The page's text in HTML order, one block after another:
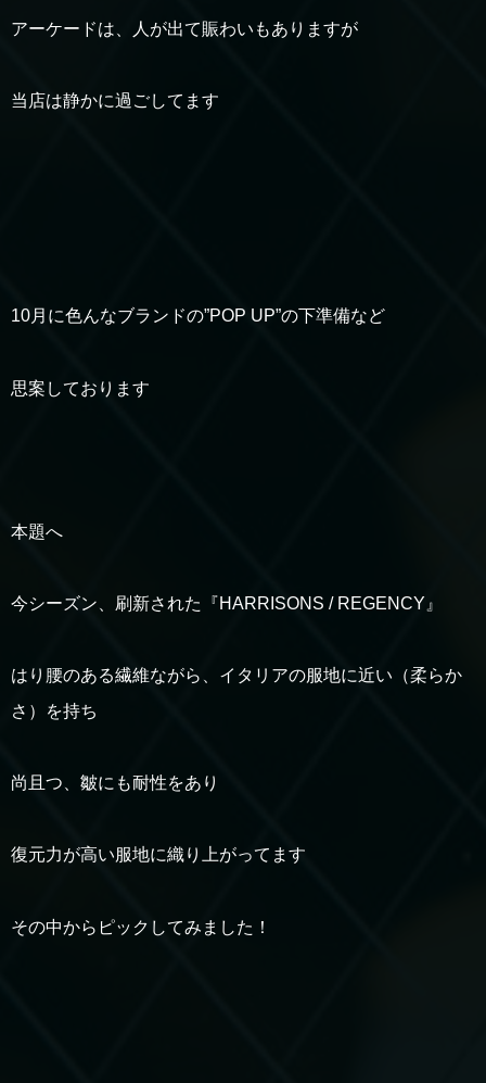
アーケードは、人が出て賑わいもありますが
当店は静かに過ごしてます
10月に色んなブランドの”POP UP”の下準備など
思案しております
本題へ
今シーズン、刷新された『HARRISONS / REGENCY』
はり腰のある繊維ながら、イタリアの服地に近い（柔らか
さ）を持ち
尚且つ、皺にも耐性をあり
復元力が高い服地に織り上がってます
その中からピックしてみました！